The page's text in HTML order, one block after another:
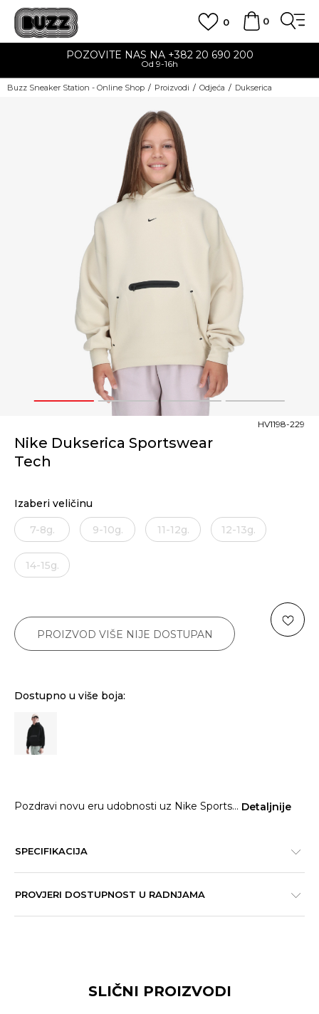
0
0
POZOVITE NAS NA +382 20 690 200
Od 9-16h
Buzz Sneaker Station - Online Shop Proizvodi Odjeća Dukserica
1 3 4
Nike Dukserica Sportswear
Tech
HV1198-229
Izaberi veličinu
7-8g. 9-10g. 11-12g. 12-13g.
14-15g.
PROIZVOD VIŠE NIJE DOSTUPAN
Dostupno u više boja:
Pozdravi novu eru udobnosti uz Nike Sports... Detaljnije
SPECIFIKACIJA
PROVJERI DOSTUPNOST U RADNJAMA
SLIČNI PROIZVODI